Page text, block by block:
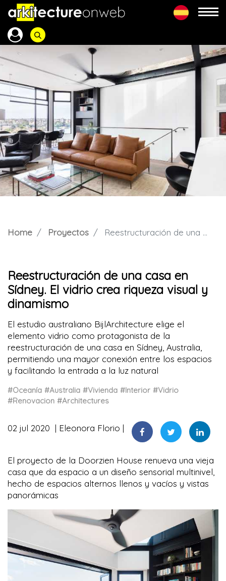
Home Proyectos Reestructuración de una casa en Sídney. El vidrio crea riqueza visual y dinamismo
Reestructuración de una casa en
Sídney. El vidrio crea riqueza visual y
dinamismo
El estudio australiano BijlArchitecture elige el
elemento vidrio como protagonista de la
reestructuración de una casa en Sídney, Australia,
permitiendo una mayor conexión entre los espacios
y facilitando la entrada a la luz natural
#Oceanía #Australia #Vivienda #Interior #Vidrio
#Renovacion #Architectures
02 jul 2020 Eleonora Florio
El proyecto de la Doorzien House renueva una vieja
casa que da espacio a un diseño sensorial multinivel,
hecho de espacios alternos llenos y vacíos y vistas
panorámicas